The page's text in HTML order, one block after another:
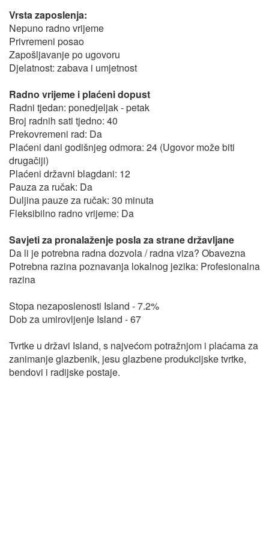
Vrsta zaposlenja:
Nepuno radno vrijeme
Privremeni posao
Zapošljavanje po ugovoru
Djelatnost: zabava i umjetnost
Radno vrijeme i plaćeni dopust
Radni tjedan: ponedjeljak - petak
Broj radnih sati tjedno: 40
Prekovremeni rad: Da
Plaćeni dani godišnjeg odmora: 24 (Ugovor može biti
drugačiji)
Plaćeni državni blagdani: 12
Pauza za ručak: Da
Duljina pauze za ručak: 30 minuta
Fleksibilno radno vrijeme: Da
Savjeti za pronalaženje posla za strane državljane
Da li je potrebna radna dozvola / radna viza? Obavezna
Potrebna razina poznavanja lokalnog jezika: Profesionalna
razina
Stopa nezaposlenosti Island - 7.2%
Dob za umirovljenje Island - 67
Tvrtke u državi Island, s najvećom potražnjom i plaćama za
zanimanje glazbenik, jesu glazbene produkcijske tvrtke,
bendovi i radijske postaje.